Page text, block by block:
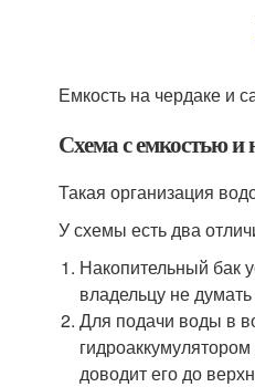
Емкость на чердаке и
Схема с емкостью и
Такая организация
У схемы есть два
Накопительный бак
владельцу не
Для подачи воды в
доводит его до